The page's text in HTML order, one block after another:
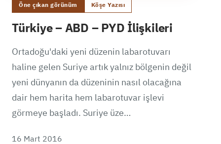
Öne çıkan görünüm Köşe Yazısı
Türkiye – ABD – PYD İlişkileri
Ortadoğu'daki yeni düzenin labarotuvarı
haline gelen Suriye artık yalnız bölgenin değil
yeni dünyanın da düzeninin nasıl olacağına
dair hem harita hem labarotuvar işlevi
görmeye başladı. Suriye üze…
16 Mart 2016